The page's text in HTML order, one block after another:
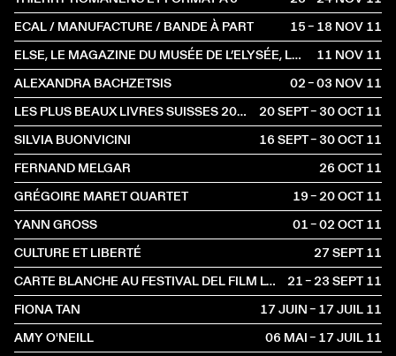
ECAL / MANUFACTURE / BANDE À PART
15 – 18 NOV2011
ELSE, LE MAGAZINE DU MUSÉE DE L’ELYSÉE, LAUSANNE
11 NOV2011
ALEXANDRA BACHZETSIS
02 – 03 NOV2011
LES PLUS BEAUX LIVRES SUISSES 2010 À LA LIBRAIRIE
20 SEPT – 30 OCT2011
SILVIA BUONVICINI
16 SEPT – 30 OCT2011
FERNAND MELGAR
26 OCT2011
GRÉGOIRE MARET QUARTET
19 – 20 OCT2011
YANN GROSS
01 – 02 OCT2011
CULTURE ET LIBERTÉ
27 SEPT2011
CARTE BLANCHE AU FESTIVAL DEL FILM LOCARNO
21 – 23 SEPT2011
FIONA TAN
17 JUIN – 17 JUIL2011
AMY O'NEILL
06 MAI – 17 JUIL2011